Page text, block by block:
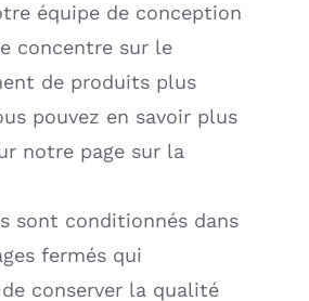
équipe de conception
concentre sur le
de produits plus
pouvez en savoir plus
notre page sur la
sont conditionnés dans
fermés qui
conserver la qualité